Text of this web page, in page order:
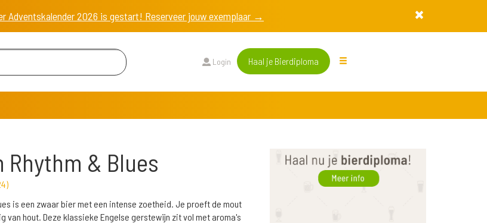
Adventskalender 2026 is gestart! Reserveer jouw exemplaar →
Login Haal je Bierdiploma
Rhythm & Blues
)
is een zwaar bier met een intense zoetheid. Je proeft de mout
van hout. Deze klassieke Engelse gerstewijn zit vol met aroma's